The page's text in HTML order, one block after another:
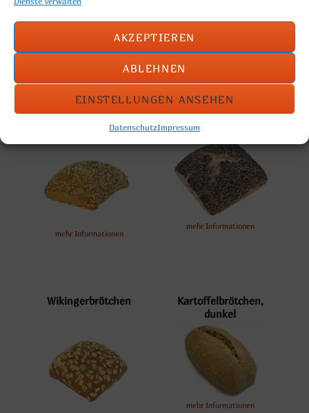
AKZEPTIEREN
ABLEHNEN
EINSTELLUNGEN ANSEHEN
DatenschutzImpressum
Weltmeisterbrötchen
mehr Informationen
Mohnbrötchen
mehr Informationen
Wikingerbrötchen
Kartoffelbrötchen,
dunkel
mehr Informationen